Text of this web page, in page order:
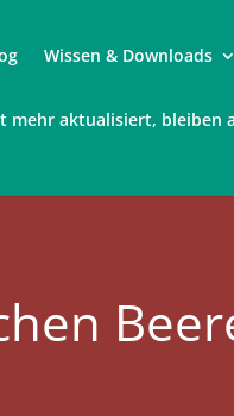
Wissen & Downloads
mehr aktualisiert,